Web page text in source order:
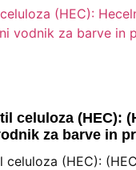
celuloza (HEC):
za barve in
celuloza (HEC):